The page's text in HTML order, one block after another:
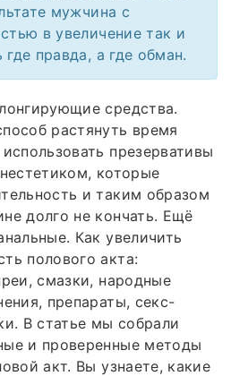
мужчина с
в увеличение так и
правда, а где обман.
средства.
растянуть время
презервативы
которые
и таким образом
долго не кончать. Ещё
Как увеличить
полового акта:
смазки, народные
препараты, секс-
В статье мы собрали
и проверенные методы
акт. Вы узнаете, какие